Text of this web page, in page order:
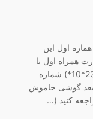
اول این
کارت همراه اول با
کد دستوری ستاره 10 ستاره 231 مربع (#231*10*) شماره
بعد گوشی خاموش